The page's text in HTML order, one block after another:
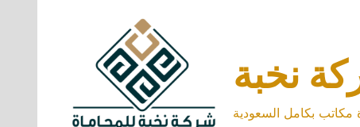
نخبة
بكامل السعودية